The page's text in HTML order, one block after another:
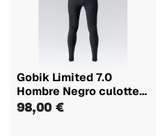
Gobik Limited 7.0
Hombre Negro culotte
largo
98,00 €